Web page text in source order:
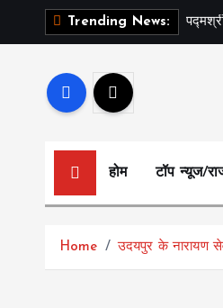
Trending News:
होम टॉप न्यूज/
Home उदयपुर के नारायण